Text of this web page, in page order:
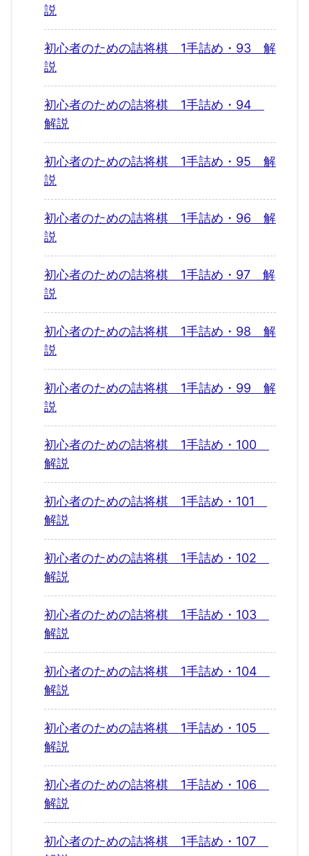
説
初心者のための詰将棋 1手詰め・93 解
説
初心者のための詰将棋 1手詰め・94
解説
初心者のための詰将棋 1手詰め・95 解
説
初心者のための詰将棋 1手詰め・96 解
説
初心者のための詰将棋 1手詰め・97 解
説
初心者のための詰将棋 1手詰め・98 解
説
初心者のための詰将棋 1手詰め・99 解
説
初心者のための詰将棋 1手詰め・100
解説
初心者のための詰将棋 1手詰め・101
解説
初心者のための詰将棋 1手詰め・102
解説
初心者のための詰将棋 1手詰め・103
解説
初心者のための詰将棋 1手詰め・104
解説
初心者のための詰将棋 1手詰め・105
解説
初心者のための詰将棋 1手詰め・106
解説
初心者のための詰将棋 1手詰め・107